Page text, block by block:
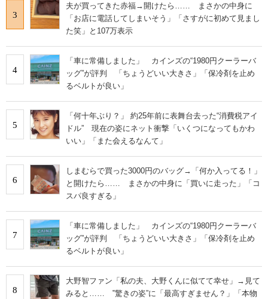
3
夫が買ってきた赤福→開けたら…… まさかの中身に
「お店に電話してしまいそう」「さすがに初めて見まし
た笑」と107万表示
4
「車に常備しました」 カインズの“1980円クーラーバ
ッグ”が評判 「ちょうどいい大きさ」「保冷剤を止め
るベルトが良い」
5
「何十年ぶり？」 約25年前に表舞台去った“消費税アイ
ドル” 現在の姿にネット衝撃「いくつになってもかわ
いい」「また会えるなんて」
6
しまむらで買った3000円のバッグ→「何か入ってる！」
と開けたら…… まさかの中身に「買いに走った」「コ
スパ良すぎる」
7
「車に常備しました」 カインズの“1980円クーラーバ
ッグ”が評判 「ちょうどいい大きさ」「保冷剤を止め
るベルトが良い」
8
大野智ファン「私の夫、大野くんに似てて幸せ」→見て
みると…… ‟驚きの姿”に「最高すぎません？」「本物